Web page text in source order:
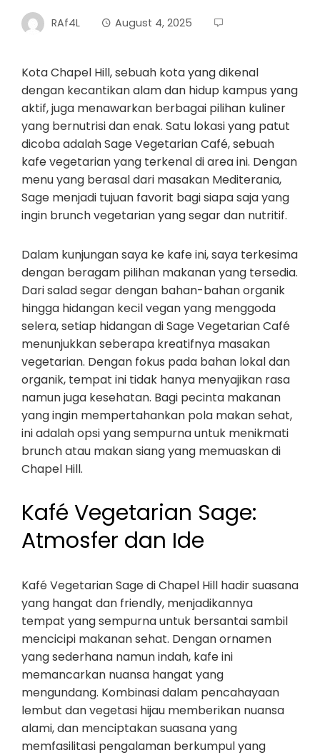
RAf4L August 4, 2025
Kota Chapel Hill, sebuah kota yang dikenal
dengan kecantikan alam dan hidup kampus yang
aktif, juga menawarkan berbagai pilihan kuliner
yang bernutrisi dan enak. Satu lokasi yang patut
dicoba adalah Sage Vegetarian Café, sebuah
kafe vegetarian yang terkenal di area ini. Dengan
menu yang berasal dari masakan Mediterania,
Sage menjadi tujuan favorit bagi siapa saja yang
ingin brunch vegetarian yang segar dan nutritif.
Dalam kunjungan saya ke kafe ini, saya terkesima
dengan beragam pilihan makanan yang tersedia.
Dari salad segar dengan bahan-bahan organik
hingga hidangan kecil vegan yang menggoda
selera, setiap hidangan di Sage Vegetarian Café
menunjukkan seberapa kreatifnya masakan
vegetarian. Dengan fokus pada bahan lokal dan
organik, tempat ini tidak hanya menyajikan rasa
namun juga kesehatan. Bagi pecinta makanan
yang ingin mempertahankan pola makan sehat,
ini adalah opsi yang sempurna untuk menikmati
brunch atau makan siang yang memuaskan di
Chapel Hill.
Kafé Vegetarian Sage:
Atmosfer dan Ide
Kafé Vegetarian Sage di Chapel Hill hadir suasana
yang hangat dan friendly, menjadikannya
tempat yang sempurna untuk bersantai sambil
mencicipi makanan sehat. Dengan ornamen
yang sederhana namun indah, kafe ini
memancarkan nuansa hangat yang
mengundang. Kombinasi dalam pencahayaan
lembut dan vegetasi hijau memberikan nuansa
alami, dan menciptakan suasana yang
memfasilitasi pengalaman berkumpul yang